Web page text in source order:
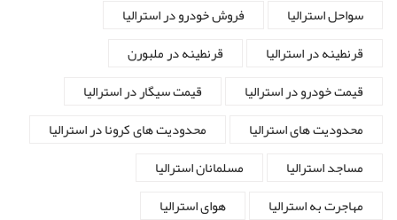
سواحل استرالیا
فروش خودرو در استرالیا
قرنطینه در استرالیا
قرنطینه در ملبورن
قیمت خودرو در استرالیا
قیمت سیگار در استرالیا
محدودیت های استرالیا
محدودیت های کرونا در استرالیا
مساجد استرالیا
مسلمانان استرالیا
مهاجرت به استرالیا
هوای استرالیا